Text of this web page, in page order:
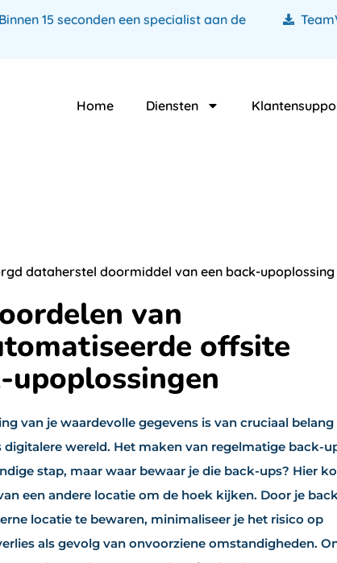
Binnen 15 seconden een specialist aan de
Home Diensten
dataherstel doormiddel van een back-upoplossing
van
offsite
upoplossingen
van je waardevolle gegevens is van cruciaal belang
digitalere wereld. Het maken van regelmatige back-
stap, maar waar bewaar je die back-ups? Hier
een andere locatie om de hoek kijken. Door je
locatie te bewaren, minimaliseer je het risico op
als gevolg van onvoorziene omstandigheden.